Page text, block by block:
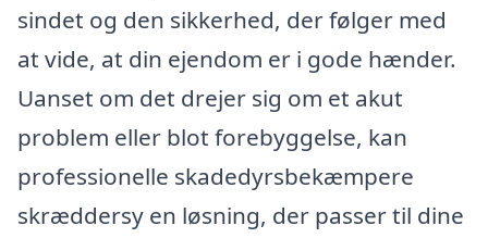
sindet og den sikkerhed, der følger med
at vide, at din ejendom er i gode hænder.
Uanset om det drejer sig om et akut
problem eller blot forebyggelse, kan
professionelle skadedyrsbekæmpere
skræddersy en løsning, der passer til dine